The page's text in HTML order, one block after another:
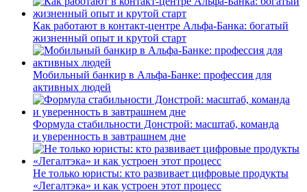
Как работают в контакт-центре Альфа-Банка: богатый
жизненный опыт и крутой старт
Мобильный банкир в Альфа-Банке: профессия для
активных людей
Формула стабильности Донстрой: масштаб, команда
и уверенность в завтрашнем дне
Не только юристы: кто развивает цифровые продукты
«Легалтэка» и как устроен этот процесс